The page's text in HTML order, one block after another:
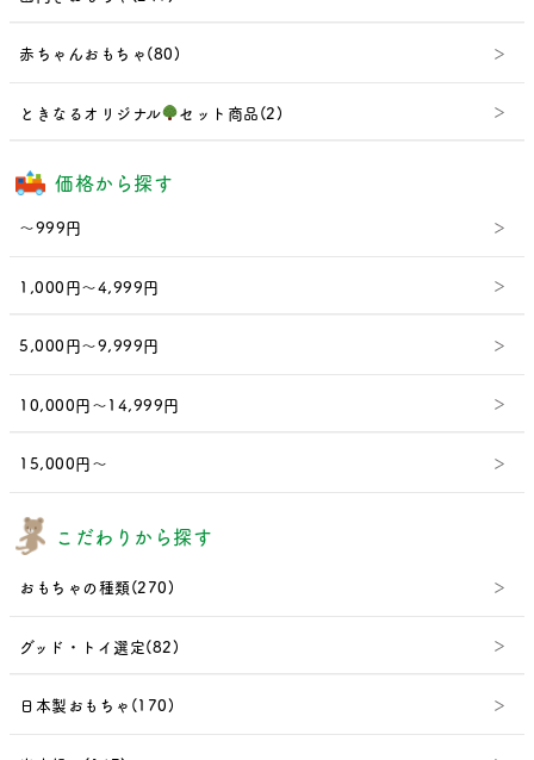
赤ちゃんおもちゃ(80)
ときなるオリジナル セット商品(2)
価格から探す
～999円
1,000円～4,999円
5,000円～9,999円
10,000円～14,999円
15,000円～
こだわりから探す
おもちゃの種類(270)
グッド・トイ選定(82)
日本製おもちゃ(170)